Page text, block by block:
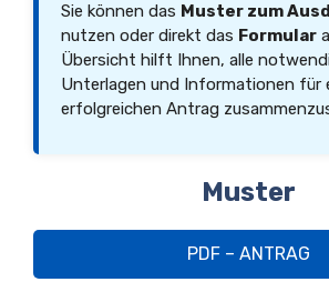
Sie können das Muster zum
nutzen oder direkt das Formular
Übersicht hilft Ihnen, alle
Unterlagen und Informationen für
erfolgreichen Antrag
Muster
PDF – ANTRAG